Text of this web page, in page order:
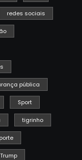
redes sociais
pública
Sport
tigrinho
Trump